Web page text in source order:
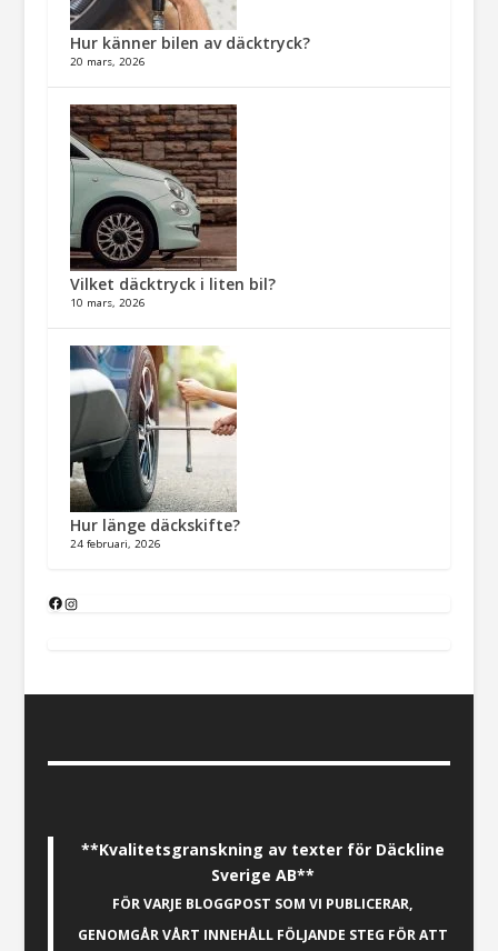
Hur känner bilen av däcktryck?
20 mars, 2026
Vilket däcktryck i liten bil?
10 mars, 2026
Hur länge däckskifte?
24 februari, 2026
**Kvalitetsgranskning av texter för Däckline
Sverige AB**
FÖR VARJE BLOGGPOST SOM VI PUBLICERAR,
GENOMGÅR VÅRT INNEHÅLL FÖLJANDE STEG FÖR ATT